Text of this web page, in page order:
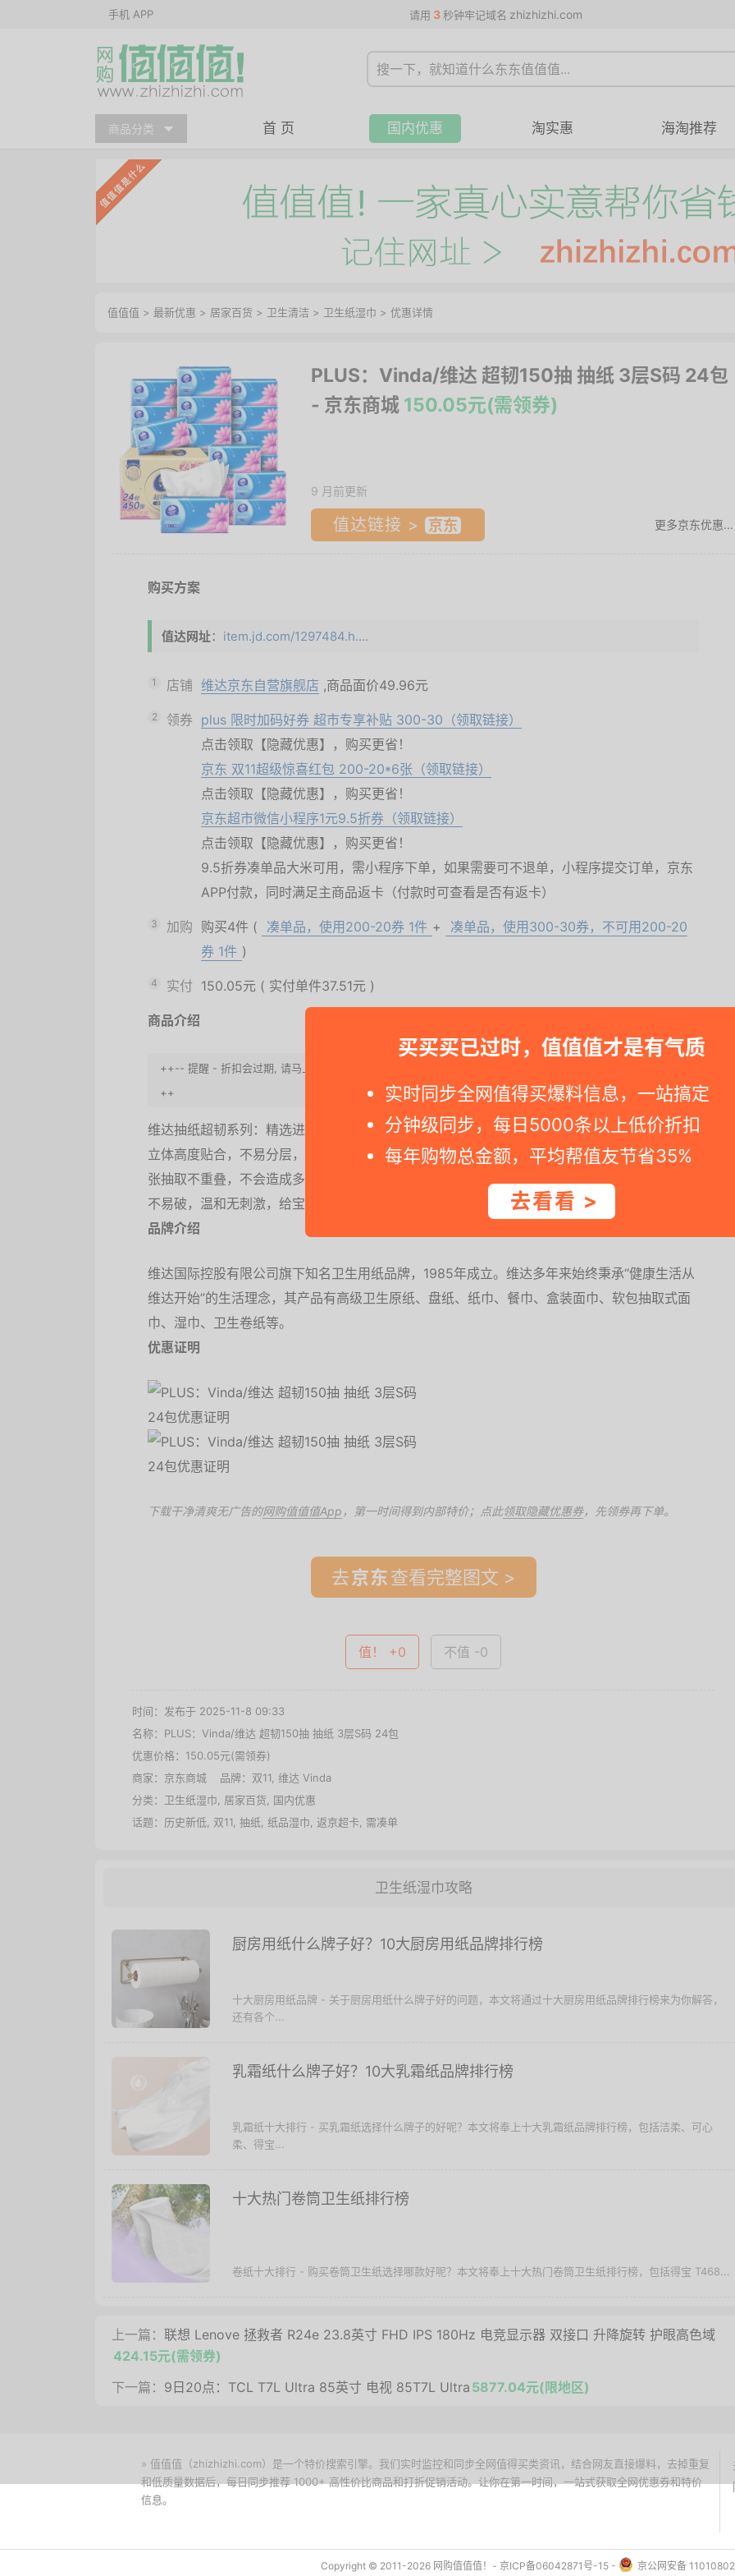
手机 APP 请用 3 秒钟牢记域名 zhizhizhi.com
商品分类 首 页 国内优惠 淘实惠 海淘推荐
买买买已过时，值值值才是有气质
实时同步全网值得买爆料信息，一站搞定
分钟级同步，每日5000条以上低价折扣
每年购物总金额，平均帮值友节省35%
去看看 >
值值值 > 最新优惠 > 居家百货 > 卫生清洁 > 卫生纸湿巾 > 优惠详情
PLUS：Vinda/维达 超韧150抽 抽纸 3层S码 24包
- 京东商城 150.05元(需领券)
9 月前更新
值达链接 > 更多京东优惠...
购买方案
值达网址： item.jd.com/1297484.h....
1 店铺 维达京东自营旗舰店 ,商品面价49.96元
2 领券 plus 限时加码好券 超市专享补贴 300-30（领取链接）
点击领取【隐藏优惠】，购买更省！
京东 双11超级惊喜红包 200-20*6张（领取链接）
点击领取【隐藏优惠】，购买更省！
京东超市微信小程序1元9.5折券（领取链接）
点击领取【隐藏优惠】，购买更省！
9.5折券凑单品大米可用，需小程序下单，如果需要可不退单，小程序提交订单，京东
APP付款，同时满足主商品返卡（付款时可查看是否有返卡）
3 加购 购买4件 ( 凑单品，使用200-20券 1件 +
凑单品，使用300-30券，不可用200-20
券 1件 )
4 实付 150.05元 ( 实付单件37.51元 )
商品介绍
++-- 提醒 - 折扣会过期, 请马上买之。如您点击到京东自营详情链接看到价格已改变, 那就可能是降价停止了 --
++
维达抽纸超韧系列：精选进口100%原生木浆；采用多层立体吸水技术，精致双压边工艺，3层
立体高度贴合，不易分层，瞬间吸水；不含荧光增白剂，完全无添加。敞篷式开口设计，一次一
张抽取不重叠，不会造成多余的浪费；长短纤维紧密结，柔韧优质呵护您的细腻肌肤；吸水性强
不易破，温和无刺激，给宝宝用也安全放心。
品牌介绍
维达国际控股有限公司旗下知名卫生用纸品牌，1985年成立。维达多年来始终秉承“健康生活从
维达开始”的生活理念，其产品有高级卫生原纸、盘纸、纸巾、餐巾、盒装面巾、软包抽取式面
巾、湿巾、卫生卷纸等。
优惠证明
下载干净清爽无广告的网购值值值App ，第一时间得到内部特价；点此领取隐藏优惠券，先领券再下单。
去 查看完整图文 >
值！ +0 不值 -0
时间：发布于 2025-11-8 09:33
名称： PLUS：Vinda/维达 超韧150抽 抽纸 3层S码 24包
优惠价格： 150.05元(需领券)
商家： 京东商城 品牌： 双11
维达 Vinda
分类： 卫生纸湿巾 居家百货
国内优惠
话题： 历史新低 双11 抽纸 纸品湿巾 返京超卡 需凑单
卫生纸湿巾攻略
厨房用纸什么牌子好？10大厨房用纸品牌排行榜
十大厨房用纸品牌 - 关于厨房用纸什么牌子好的问题，本文将通过十大厨房用纸品牌排行榜来为你解答，
还有各个...
乳霜纸什么牌子好？10大乳霜纸品牌排行榜
乳霜纸十大排行 - 买乳霜纸选择什么牌子的好呢？本文将奉上十大乳霜纸品牌排行榜，包括洁柔、可心
柔、得宝...
十大热门卷筒卫生纸排行榜
卷纸十大排行 - 购买卷筒卫生纸选择哪款好呢？本文将奉上十大热门卷筒卫生纸排行榜，包括得宝 T468...
上一篇： 联想 Lenove 拯救者 R24e 23.8英寸 FHD IPS 180Hz 电竞显示器 双接口 升降旋转 护眼高色域
424.15元(需领券)
下一篇： 9日20点：TCL T7L Ultra 85英寸 电视 85T7L Ultra 5877.04元(限地区)
» 值值值（zhizhizhi.com）是一个特价搜索引擎。我们实时监控和同步全网值得买类资讯，结合网友直接爆料，去掉重复
和低质量数据后，每日同步推荐 1000+ 高性价比商品和打折促销活动。让你在第一时间，一站式获取全网优惠券和特价
信息。
Copyright © 2011-2026 网购值值值！- 京ICP备06042871号-15 - 京公网安备